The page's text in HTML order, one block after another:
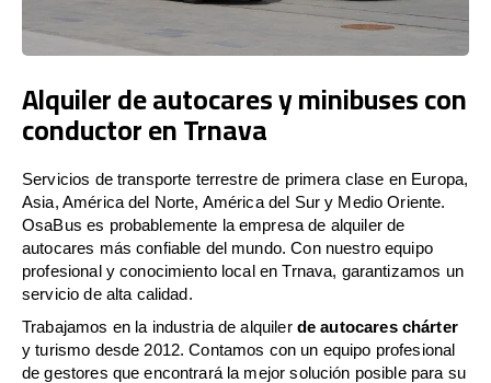
Alquiler de autocares y minibuses con
conductor en Trnava
Servicios de transporte terrestre de primera clase en Europa,
Asia, América del Norte, América del Sur y Medio Oriente.
OsaBus es probablemente la empresa de alquiler de
autocares más confiable del mundo. Con nuestro equipo
profesional y conocimiento local en Trnava, garantizamos un
servicio de alta calidad.
Trabajamos en la industria de alquiler de autocares chárter
y turismo desde 2012. Contamos con un equipo profesional
de gestores que encontrará la mejor solución posible para su